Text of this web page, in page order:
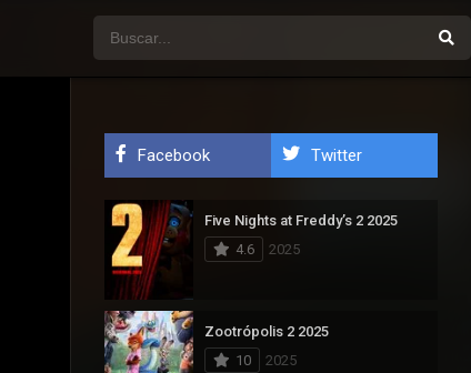
Facebook Twitter
Five Nights at Freddy’s 2 2025
4.6
2025
Zootrópolis 2 2025
10
2025